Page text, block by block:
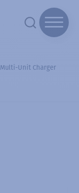
Multi-Unit Charger